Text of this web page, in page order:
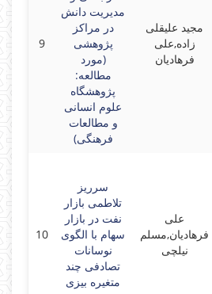
9
مدیریت دانش
در مراکز
پژوهشی
(مورد
مطالعه:
پژوهشگاه
علوم انسانی
و مطالعات
فرهنگی)
مجید علیقلی
زاده,علی
فرهادیان
10
سرریز
تلاطمی بازار
نفت در بازار
سهام با الگوی
نوسانات
تصادفی چند
متغیره بیزی
علی
فرهادیان,مسلم
نیلچی